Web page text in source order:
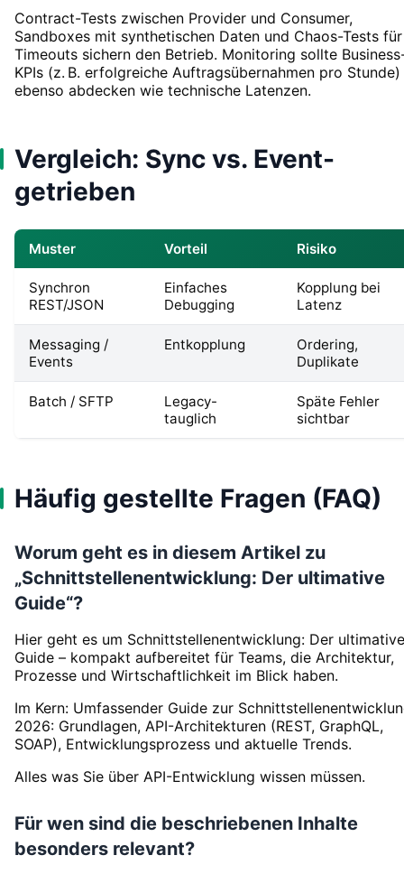
Contract-Tests zwischen Provider und Consumer,
Sandboxes mit synthetischen Daten und Chaos-Tests für
Timeouts sichern den Betrieb. Monitoring sollte
KPIs (z. B. erfolgreiche Auftragsübernahmen pro Stunde)
ebenso abdecken wie technische Latenzen.
Vergleich: Sync vs. Event-
getrieben
Muster Vorteil Risiko
Synchron
REST/JSON
Einfaches
Debugging
Kopplung bei
Latenz
Messaging /
Events
Entkopplung
Ordering,
Duplikate
Batch / SFTP
Legacy-
tauglich
Späte Fehler
sichtbar
Häufig gestellte Fragen (FAQ)
Worum geht es in diesem Artikel zu
„Schnittstellenentwicklung: Der ultimative
Guide“?
Hier geht es um Schnittstellenentwicklung: Der ultimative
Guide – kompakt aufbereitet für Teams, die Architektur,
Prozesse und Wirtschaftlichkeit im Blick haben.
Im Kern: Umfassender Guide zur
2026: Grundlagen, API-Architekturen (REST, GraphQL,
SOAP), Entwicklungsprozess und aktuelle Trends.
Alles was Sie über API-Entwicklung wissen müssen.
Für wen sind die beschriebenen Inhalte
besonders relevant?